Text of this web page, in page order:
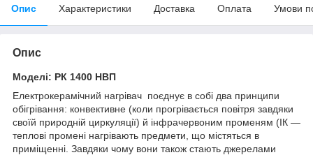
Опис Характеристики Доставка Оплата Умови
Опис
Моделі: РК 1400 НВП
Електрокерамічний нагрівач поєднує в собі два принципи
обігрівання: конвективне (коли прогрівається повітря завдяки
своїй природній циркуляції) й інфрачервоним променям (ІК —
теплові промені нагрівають предмети, що містяться в
приміщенні. Завдяки чому вони також стають джерелами